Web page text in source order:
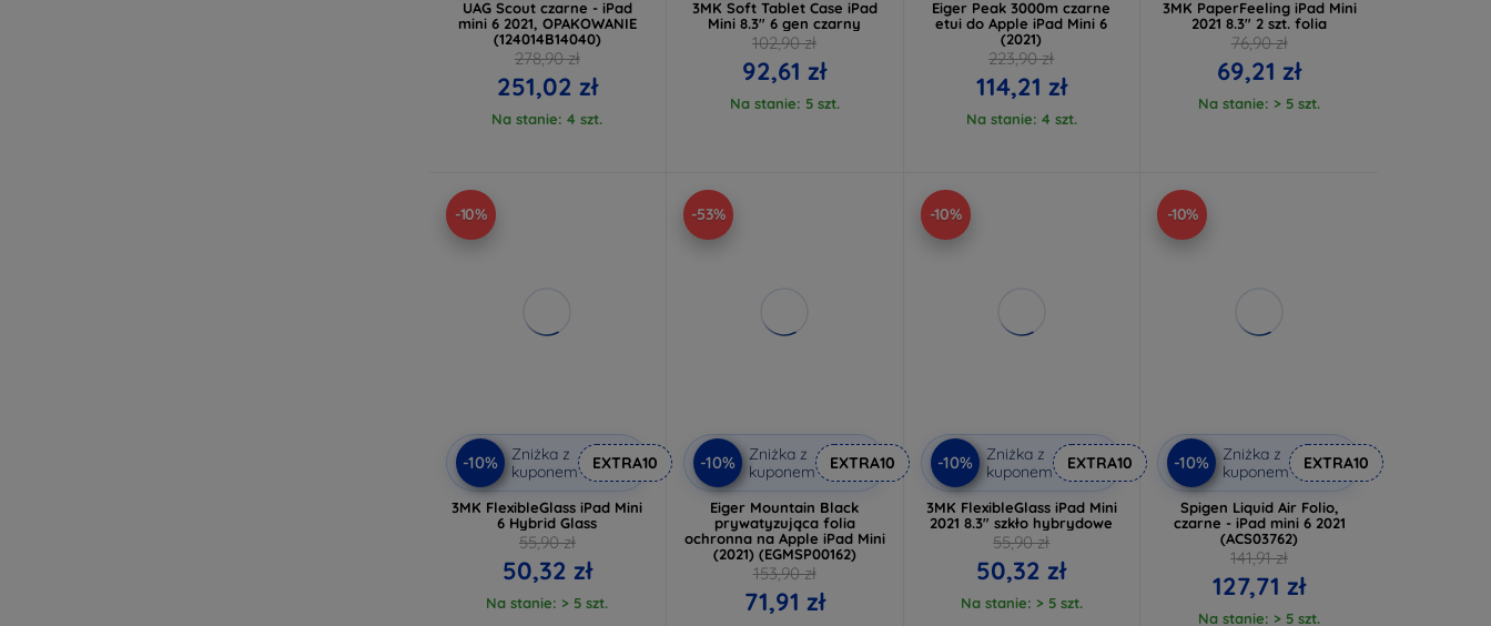
UAG Scout czarne - iPad
mini 6 2021, OPAKOWANIE
(124014B14040)
278,90 zł
251,02 zł
Na stanie: 4 szt.
3MK Soft Tablet Case iPad
Mini 8.3" 6 gen czarny
102,90 zł
92,61 zł
Na stanie: 5 szt.
Eiger Peak 3000m czarne
etui do Apple iPad Mini 6
(2021)
223,90 zł
114,21 zł
Na stanie: 4 szt.
3MK PaperFeeling iPad Mini
2021 8.3" 2 szt. folia
76,90 zł
69,21 zł
Na stanie: > 5 szt.
-10%
-10%
Zniżka z
kuponem
EXTRA10
3MK FlexibleGlass iPad Mini
6 Hybrid Glass
55,90 zł
50,32 zł
Na stanie: > 5 szt.
-53%
-10%
Zniżka z
kuponem
EXTRA10
Eiger Mountain Black
prywatyzująca folia
ochronna na Apple iPad Mini
(2021) (EGMSP00162)
153,90 zł
71,91 zł
-10%
-10%
Zniżka z
kuponem
EXTRA10
3MK FlexibleGlass iPad Mini
2021 8.3" szkło hybrydowe
55,90 zł
50,32 zł
Na stanie: > 5 szt.
-10%
-10%
Zniżka z
kuponem
EXTRA10
Spigen Liquid Air Folio,
czarne - iPad mini 6 2021
(ACS03762)
141,91 zł
127,71 zł
Na stanie: > 5 szt.